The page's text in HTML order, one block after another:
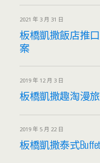
2021 年 3 月 31 日
板橋凱撒飯店推
案
2019 年 12 月 3 日
板橋凱撒趣淘漫
2019 年 5 月 22 日
板橋凱撒泰式